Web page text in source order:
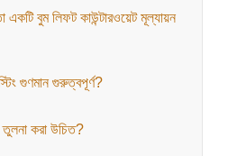
বুম লিফট কাউন্টারওয়েট মূল্যায়ন
গুণমান গুরুত্বপূর্ণ?
তুলনা করা উচিত?